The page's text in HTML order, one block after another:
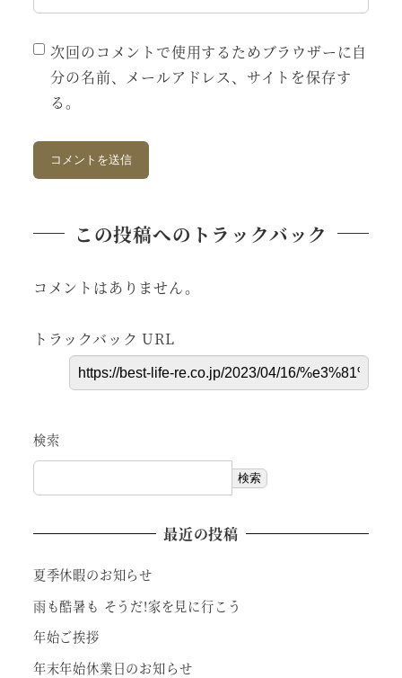
次回のコメントで使用するためブラウザーに自
分の名前、メールアドレス、サイトを保存す
る。
この投稿へのトラックバック
コメントはありません。
トラックバック URL
検索
検索
最近の投稿
夏季休暇のお知らせ
雨も酷暑も そうだ!家を見に行こう
年始ご挨拶
年末年始休業日のお知らせ